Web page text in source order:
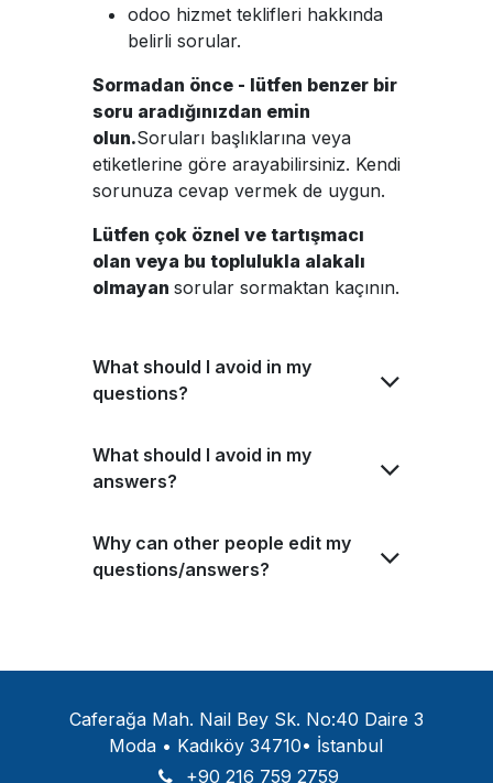
odoo hizmet teklifleri hakkında
belirli sorular.
Sormadan önce - lütfen benzer bir
soru aradığınızdan emin
olun.Soruları başlıklarına veya
etiketlerine göre arayabilirsiniz. Kendi
sorunuza cevap vermek de uygun.
Lütfen çok öznel ve tartışmacı
olan veya bu toplulukla alakalı
olmayan sorular sormaktan kaçının.
What should I avoid in my
questions?
What should I avoid in my
answers?
Why can other people edit my
questions/answers?
Caferağa Mah. Nail Bey Sk. No:40 Daire 3
Moda • Kadıköy 34710• İstanbul
+90 216 759 2759